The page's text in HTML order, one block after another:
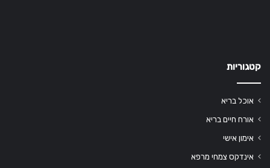
קטגוריות
אוכל בריא
אורח חיים בריא
אימון אישי
אינדקס צמחי מרפא